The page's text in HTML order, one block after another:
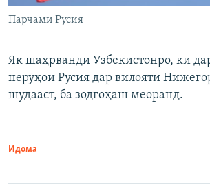
Парчами Русия
Як шаҳрванди Узбекистонро, ки
нерӯҳои Русия дар вилояти
шудааст, ба зодгоҳаш меоранд.
Идома